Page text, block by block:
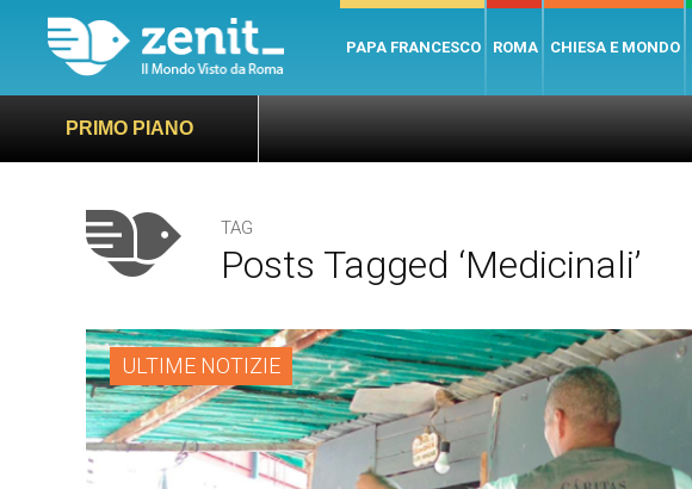
PAPA FRANCESCO ROMA CHIESA E MONDO
PRIMO PIANO
TAG
Posts Tagged ‘medicinali’
ULTIME NOTIZIE